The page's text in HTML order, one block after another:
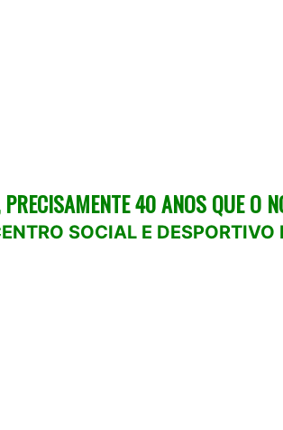
40 ANOS QUE O
SOCIAL E